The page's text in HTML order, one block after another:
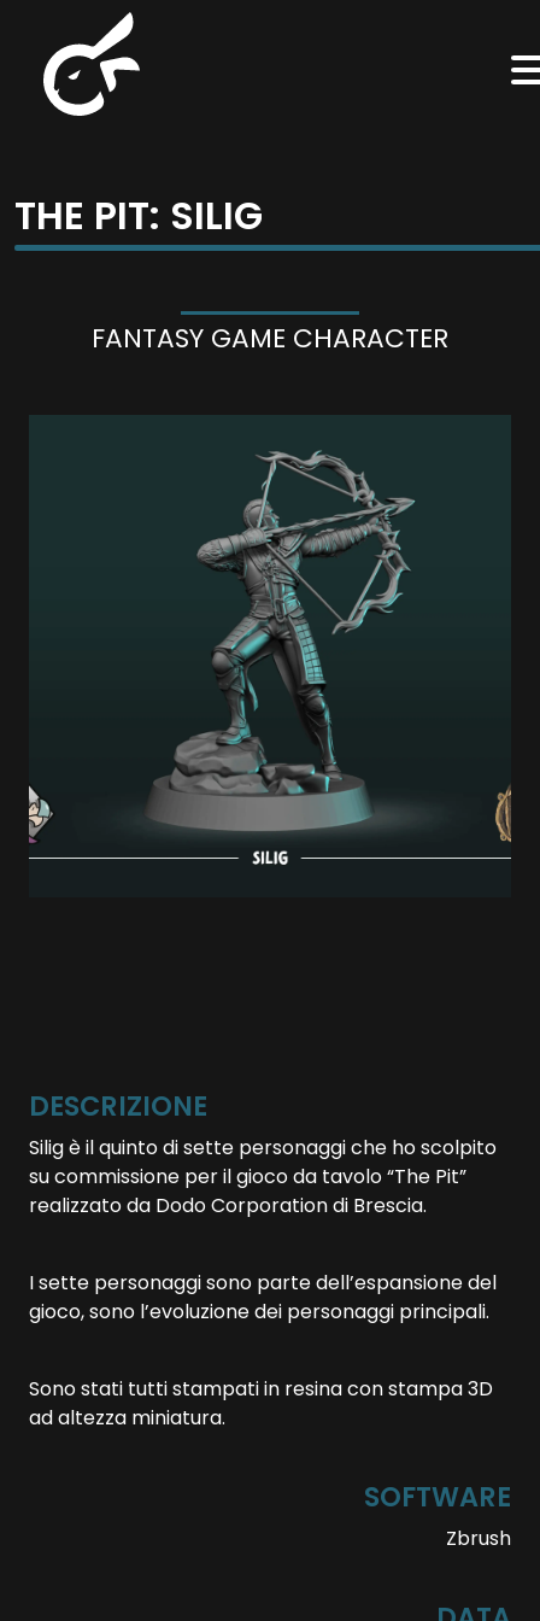
THE PIT: SILIG
FANTASY GAME CHARACTER
DESCRIZIONE
Silig è il quinto di sette personaggi che ho scolpito
su commissione per il gioco da tavolo “The Pit”
realizzato da Dodo Corporation di Brescia.
I sette personaggi sono parte dell’espansione del
gioco, sono l’evoluzione dei personaggi principali.
Sono stati tutti stampati in resina con stampa 3D
ad altezza miniatura.
SOFTWARE
Zbrush